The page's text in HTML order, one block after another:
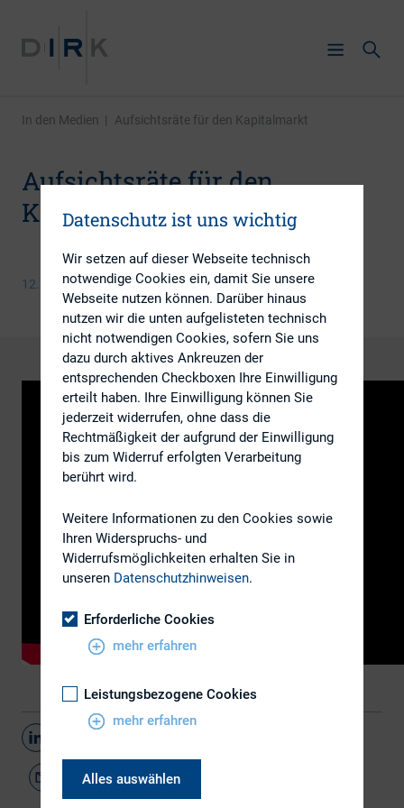
In den Medien | Aufsichtsräte für den Kapitalmarkt
Aufsichtsräte für den
Kapitalmarkt
12. März 2014
Datenschutz ist uns wichtig
Wir setzen auf dieser Webseite technisch
notwendige Cookies ein, damit Sie unsere
Webseite nutzen können. Darüber hinaus
nutzen wir die unten aufgelisteten technisch
nicht notwendigen Cookies, sofern Sie uns
dazu durch aktives Ankreuzen der
entsprechenden Checkboxen Ihre Einwilligung
erteilt haben. Ihre Einwilligung können Sie
jederzeit widerrufen, ohne dass die
Rechtmäßigkeit der aufgrund der Einwilligung
bis zum Widerruf erfolgten Verarbeitung
berührt wird.
Weitere Informationen zu den Cookies sowie
Ihren Widerspruchs- und
Widerrufsmöglichkeiten erhalten Sie in
unseren Datenschutzhinweisen.
Erforderliche Cookies
mehr erfahren
Leistungsbezogene Cookies
mehr erfahren
Alles auswählen